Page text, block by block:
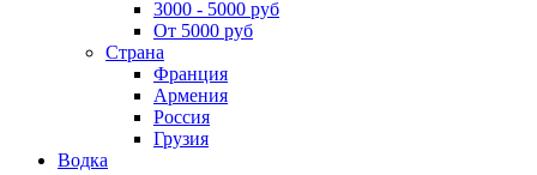
3000 - 5000 руб
От 5000 руб
Страна
Франция
Армения
Россия
Грузия
Водка